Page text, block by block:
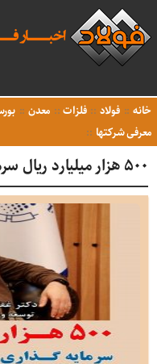
خانه فولاد فلزات معدن
معرفی شرکتها
۵۰۰ هزار میلیارد ریال سرمایه گذاری جدید در چادرملو